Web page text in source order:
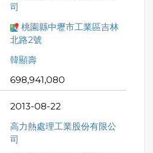
司
桃園縣中壢市工業區吉林
北路2號
韓顯壽
698,941,080
2013-08-22
高力熱處理工業股份有限公
司